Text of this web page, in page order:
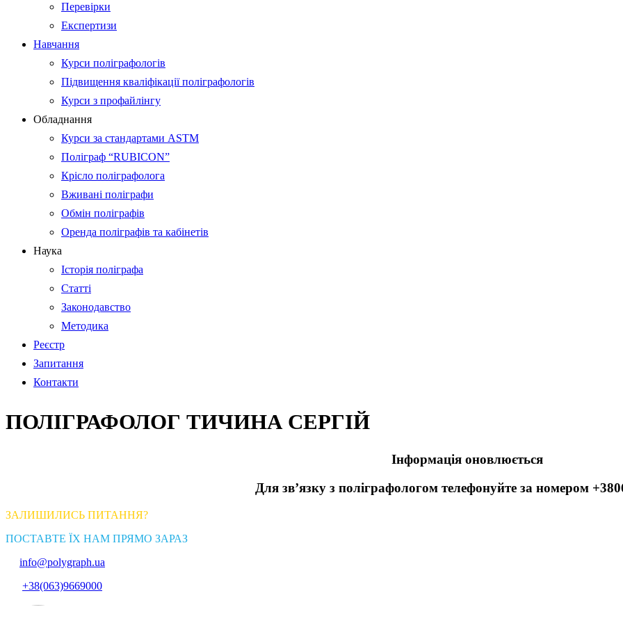
Перевірки
Експертизи
Навчання
Курси поліграфологів
Підвищення кваліфікації поліграфологів
Курси з профайлінгу
Обладнання
Курси за стандартами ASTM
Поліграф “RUBICON”
Крісло поліграфолога
Вживані поліграфи
Обмін поліграфів
Оренда поліграфів та кабінетів
Наука
Історія поліграфа
Статті
Законодавство
Методика
Реєстр
Запитання
Контакти
ПОЛІГРАФОЛОГ ТИЧИНА СЕРГІЙ
Інформація оновлюється
Для зв’язку з поліграфологом телефонуйте за номером
ЗАЛИШИЛИСЬ ПИТАННЯ?
ПОСТАВТЕ ЇХ НАМ ПРЯМО ЗАРАЗ
info@polygraph.ua
+38(063)9669000